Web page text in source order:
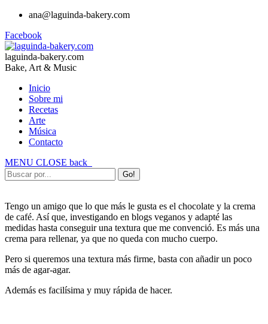
ana@laguinda-bakery.com
Facebook
laguinda-bakery.com
Bake, Art & Music
Inicio
Sobre mi
Recetas
Arte
Música
Contacto
MENU CLOSE back
Tengo un amigo que lo que más le gusta es el chocolate y la crema
de café. Así que, investigando en blogs veganos y adapté las
medidas hasta conseguir una textura que me convenció. Es más una
crema para rellenar, ya que no queda con mucho cuerpo.
Pero si queremos una textura más firme, basta con añadir un poco
más de agar-agar.
Además es facilísima y muy rápida de hacer.